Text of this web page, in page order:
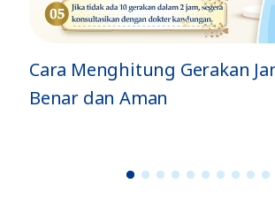
yang
Jenis Gerakan Si
dan Artinya
1 2 3 4 5 6 7 8 9 1